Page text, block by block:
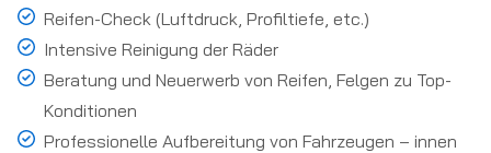
Reifen-Check (Luftdruck, Profiltiefe, etc.)
Intensive Reinigung der Räder
Beratung und Neuerwerb von Reifen, Felgen zu Top-
Konditionen
Professionelle Aufbereitung von Fahrzeugen – innen